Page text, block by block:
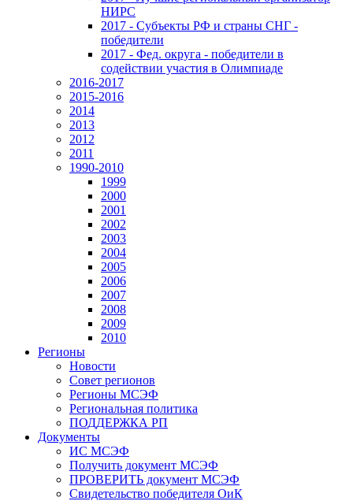
НИРС
2017 - Субъекты РФ и страны СНГ -
победители
2017 - Фед. округа - победители в
содействии участия в Олимпиаде
2016-2017
2015-2016
2014
2013
2012
2011
1990-2010
1999
2000
2001
2002
2003
2004
2005
2006
2007
2008
2009
2010
Регионы
Новости
Совет регионов
Регионы МСЭФ
Региональная политика
ПОДДЕРЖКА РП
Документы
ИС МСЭФ
Получить документ МСЭФ
ПРОВЕРИТЬ документ МСЭФ
Свидетельство победителя ОиК